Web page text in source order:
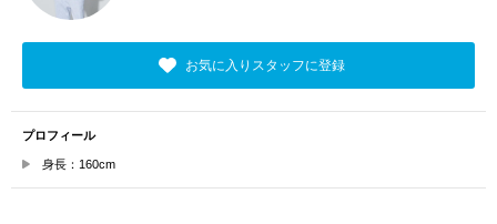
お気に入りスタッフに登録
プロフィール
身長：160cm